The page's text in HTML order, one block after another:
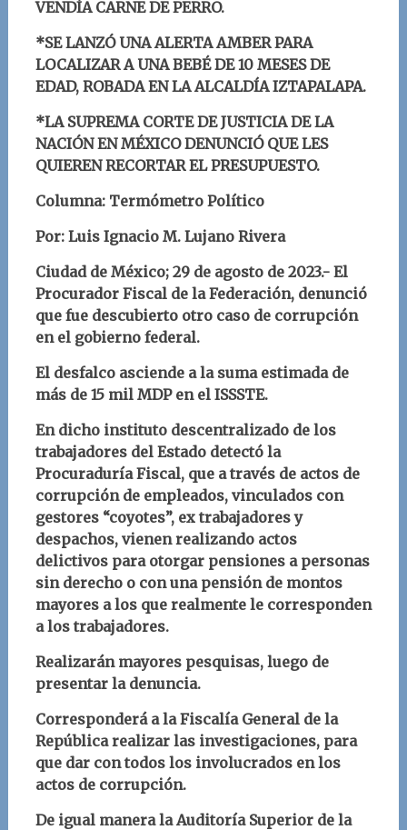
VENDÍA CARNE DE PERRO.
*SE LANZÓ UNA ALERTA AMBER PARA
LOCALIZAR A UNA BEBÉ DE 10 MESES DE
EDAD, ROBADA EN LA ALCALDÍA IZTAPALAPA.
*LA SUPREMA CORTE DE JUSTICIA DE LA
NACIÓN EN MÉXICO DENUNCIÓ QUE LES
QUIEREN RECORTAR EL PRESUPUESTO.
Columna: Termómetro Político
Por: Luis Ignacio M. Lujano Rivera
Ciudad de México; 29 de agosto de 2023.- El
Procurador Fiscal de la Federación, denunció
que fue descubierto otro caso de corrupción
en el gobierno federal.
El desfalco asciende a la suma estimada de
más de 15 mil MDP en el ISSSTE.
En dicho instituto descentralizado de los
trabajadores del Estado detectó la
Procuraduría Fiscal, que a través de actos de
corrupción de empleados, vinculados con
gestores “coyotes”, ex trabajadores y
despachos, vienen realizando actos
delictivos para otorgar pensiones a personas
sin derecho o con una pensión de montos
mayores a los que realmente le corresponden
a los trabajadores.
Realizarán mayores pesquisas, luego de
presentar la denuncia.
Corresponderá a la Fiscalía General de la
República realizar las investigaciones, para
que dar con todos los involucrados en los
actos de corrupción.
De igual manera la Auditoría Superior de la